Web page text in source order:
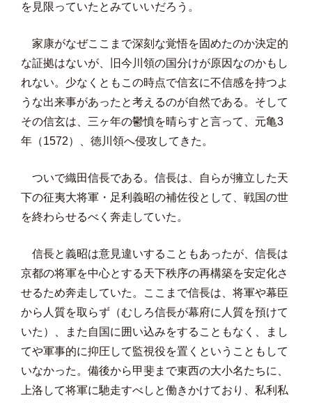
を見限っていたとみていいだろう。
家康がなぜここまで深刻な覚悟を固めたのか決定的
な証拠はないが、旧今川領の国分けが原因なのかもし
れない。少なくともこの時点で信玄に不信感を持つよ
うな出来事があったと考えるのが自然である。そして
その信玄は、三ヶ年の鬱憤を晴らすと言って、元亀3
年（1572）、徳川領へ侵攻してきた。
ついで織田信長である。信長は、自らが擁立した天
下の征夷大将軍・足利義昭の補佐役として、戦国の世
を終わらせるべく奔走していた。
信長と義昭は意見違いすることもあったが、信長は
京都の将軍を中心とする天下秩序の再構築を安定化さ
せるため奔走していた。ここまで信長は、将軍や幕臣
から人質を取らず（むしろ信長が幕府に人質を預けて
いた）、また自国に囲い込みをすることもなく、まし
てや軍事的に抑圧して監視役を置くということもして
いなかった。備後から甲斐まで東西の大小名たちに、
上洛して将軍に馳走すべしと働きかけており、私利私